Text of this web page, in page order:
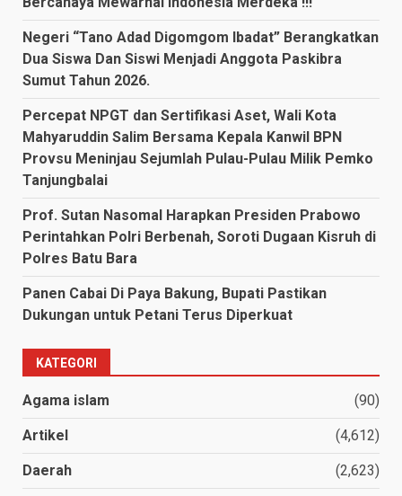
Negeri “Tano Adad Digomgom Ibadat” Berangkatkan
Dua Siswa Dan Siswi Menjadi Anggota Paskibra
Sumut Tahun 2026.
Percepat NPGT dan Sertifikasi Aset, Wali Kota
Mahyaruddin Salim Bersama Kepala Kanwil BPN
Provsu Meninjau Sejumlah Pulau-Pulau Milik Pemko
Tanjungbalai
Prof. Sutan Nasomal Harapkan Presiden Prabowo
Perintahkan Polri Berbenah, Soroti Dugaan Kisruh di
Polres Batu Bara
Panen Cabai Di Paya Bakung, Bupati Pastikan
Dukungan untuk Petani Terus Diperkuat
KATEGORI
Agama islam (90)
Artikel (4,612)
Daerah (2,623)